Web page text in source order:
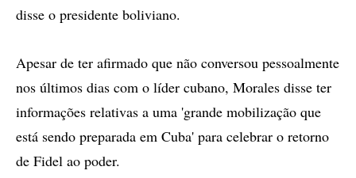
disse o presidente boliviano.
Apesar de ter afirmado que não conversou pessoalmente
nos últimos dias com o líder cubano, Morales disse ter
informações relativas a uma 'grande mobilização que
está sendo preparada em Cuba' para celebrar o retorno
de Fidel ao poder.